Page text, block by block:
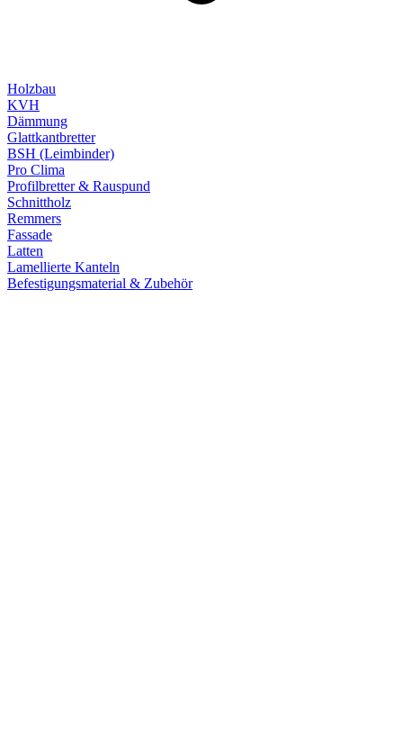
Holzbau
KVH
Dämmung
Glattkantbretter
BSH (Leimbinder)
Pro Clima
Profilbretter & Rauspund
Schnittholz
Remmers
Fassade
Latten
Lamellierte Kanteln
Befestigungsmaterial & Zubehör